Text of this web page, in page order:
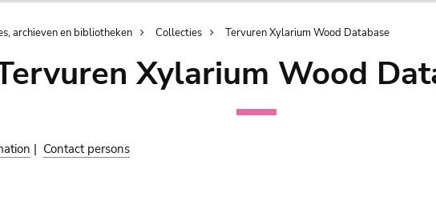
archieven en bibliotheken Collecties Tervuren Xylarium Wood Database
Xylarium Wood
| Contact persons